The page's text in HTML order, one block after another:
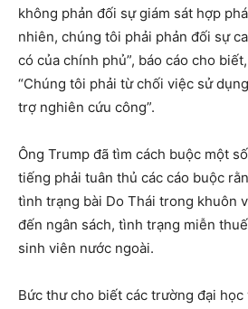
không phản đối sự giám sát hợp
nhiên, chúng tôi phải phản đối sự
có của chính phủ”, báo cáo cho
“Chúng tôi phải từ chối việc sử
trợ nghiên cứu công”.
Ông Trump đã tìm cách buộc một
tiếng phải tuân thủ các cáo buộc
tình trạng bài Do Thái trong khuôn
đến ngân sách, tình trạng miễn
sinh viên nước ngoài.
Bức thư cho biết các trường đại học